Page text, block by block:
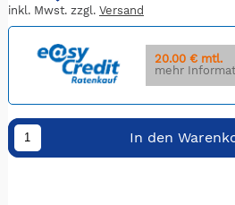
inkl. Mwst. zzgl. Versand
20.00 € mtl.
mehr
In den